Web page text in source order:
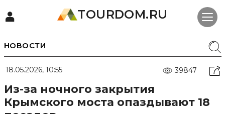
TOURDOM.RU
НОВОСТИ
18.05.2026, 10:55 39847
Из-за ночного закрытия
Крымского моста опаздывают 18